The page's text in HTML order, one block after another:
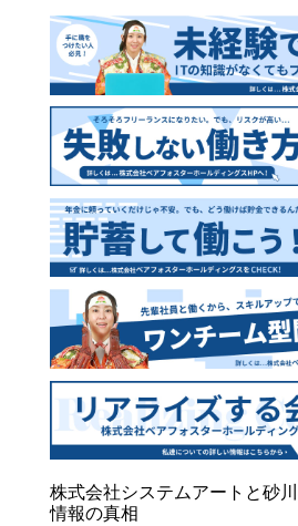
株式会社システムアートと砂
情報の真相